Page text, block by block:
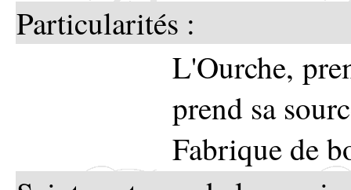
Particularités :
L'Ourche,
prend sa
Fabrique de